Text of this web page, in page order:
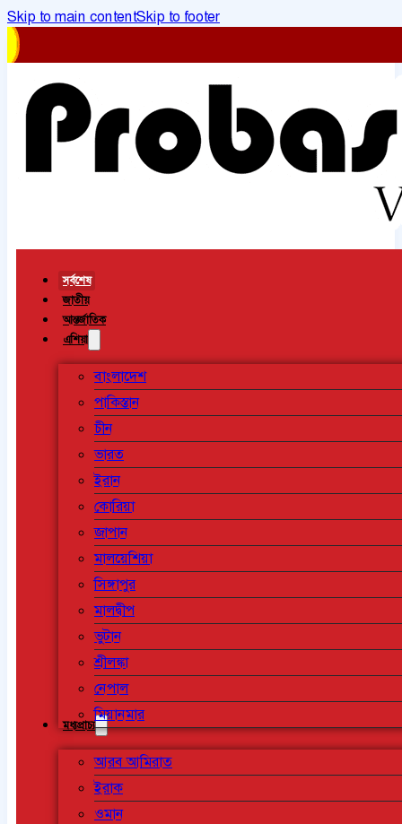
Skip to main contentSkip to footer
সর্বশেষ
জাতীয়
আন্তর্জাতিক
এশিয়া
বাংলাদেশ
পাকিস্তান
চীন
ভারত
ইরান
কোরিয়া
জাপান
মালয়েশিয়া
সিঙ্গাপুর
মালদ্বীপ
ভুটান
শ্রীলঙ্কা
নেপাল
মিয়ানমার
মধ্যপ্রাচ্য
আরব আমিরাত
ইরাক
ওমান